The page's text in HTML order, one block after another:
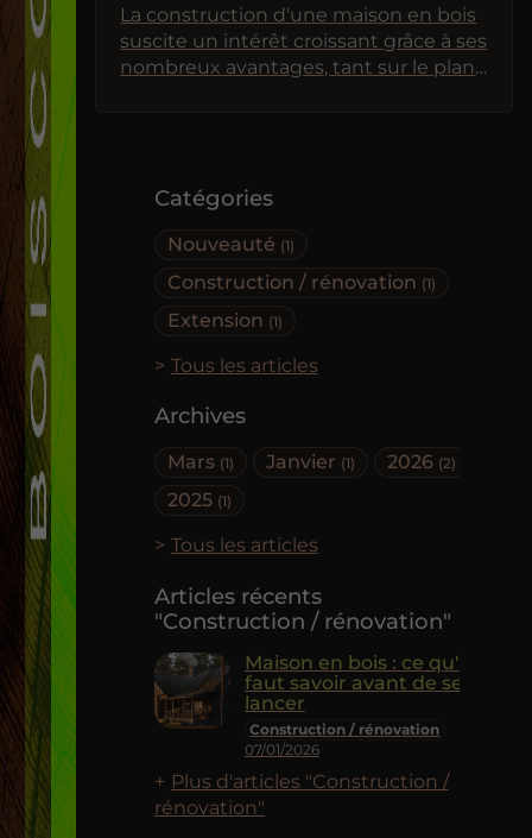
Catégories
Nouveauté (1)
Construction / rénovation (1)
Extension (1)
Tous les articles
Archives
Mars (1) Janvier (1) 2026 (2)
2025 (1)
Tous les articles
Articles récents
"Construction / rénovation"
Construction / rénovation
07/01/2026
Maison en bois : ce qu'il
faut savoir avant de se
lancer
Plus d'articles "Construction /
rénovation"
La construction d'une maison en bois
suscite un intérêt croissant grâce à ses
nombreux avantages, tant sur le plan
fondamentaux. Cet article vous
clés à prendre en compte, les
avantages et inconvénients, ainsi que